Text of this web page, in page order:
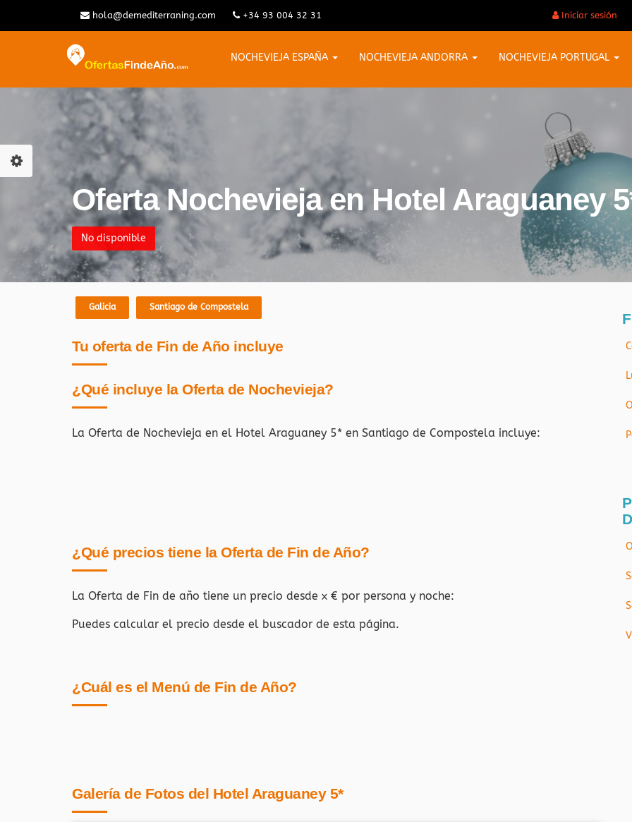
hola@demediterraning.com +34 93 004 32 31 Iniciar sesión
NOCHEVIEJA ESPAÑA NOCHEVIEJA ANDORRA NOCHEVIEJA PORTUGAL
Oferta Nochevieja en Hotel Araguaney
No disponible
Galicia Santiago de Compostela
Tu oferta de Fin de Año incluye
¿Qué incluye la Oferta de Nochevieja?
La Oferta de Nochevieja en el Hotel Araguaney 5* en Santiago de Compostela incluye:
¿Qué precios tiene la Oferta de Fin de Año?
La Oferta de Fin de año tiene un precio desde x € por persona y noche:
Puedes calcular el precio desde el buscador de esta página.
¿Cuál es el Menú de Fin de Año?
Galería de Fotos del Hotel Araguaney 5*